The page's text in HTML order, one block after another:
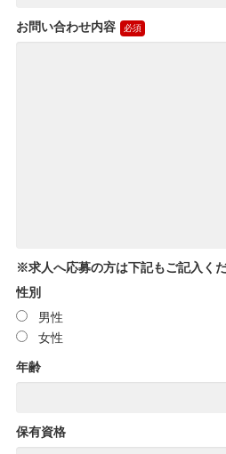
お問い合わせ内容
※求人へ応募の方は下記もご記入くだ
性別
男性
女性
年齢
保有資格